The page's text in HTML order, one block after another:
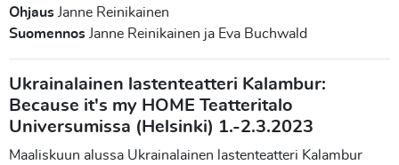
Ohjaus Janne Reinikainen
Suomennos Janne Reinikainen ja Eva Buchwald
Ukrainalainen lastenteatteri Kalambur:
Because it's my HOME Teatteritalo
Universumissa (Helsinki) 1.-2.3.2023
Maaliskuun alussa Ukrainalainen lastenteatteri Kalambur